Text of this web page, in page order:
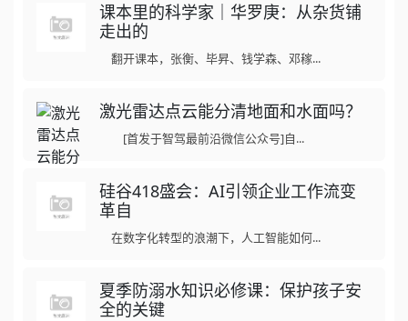
课本里的科学家｜华罗庚：从杂货铺
走出的
翻开课本，张衡、毕昇、钱学森、邓稼...
激光雷达点云能分清地面和水面吗？
[首发于智驾最前沿微信公众号]自...
硅谷418盛会：AI引领企业工作流变
革自
在数字化转型的浪潮下，人工智能如何...
夏季防溺水知识必修课：保护孩子安
全的关键